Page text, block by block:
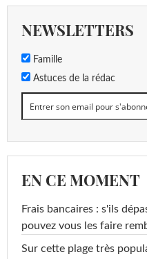
NEWSLETTERS
Famille
Astuces de la rédac
EN CE MOMENT
Frais bancaires : s'ils
pouvez vous les faire
Sur cette plage très